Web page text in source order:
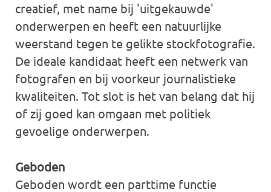
creatief, met name bij 'uitgekauwde'
onderwerpen en heeft een natuurlijke
weerstand tegen te gelikte stockfotografie.
De ideale kandidaat heeft een netwerk van
fotografen en bij voorkeur journalistieke
kwaliteiten. Tot slot is het van belang dat hij
of zij goed kan omgaan met politiek
gevoelige onderwerpen.
Geboden
Geboden wordt een parttime functie